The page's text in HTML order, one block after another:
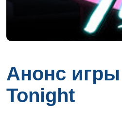
Анонс
Tonight